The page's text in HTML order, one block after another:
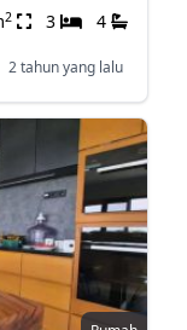
2 3 4
2 tahun yang lalu